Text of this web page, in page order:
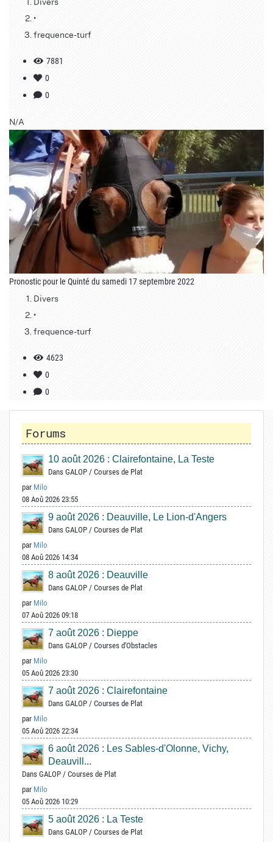
•
frequence-turf
7881
0
0
N/A
Pronostic pour le Quinté du samedi 17 septembre 2022
Divers
•
frequence-turf
4623
0
0
Forums
10 août 2026 : Clairefontaine, La Teste
Dans GALOP / Courses de Plat
par Milo
08 Aoû 2026 23:55
9 août 2026 : Deauville, Le Lion-d'Angers
Dans GALOP / Courses de Plat
par Milo
08 Aoû 2026 14:34
8 août 2026 : Deauville
Dans GALOP / Courses de Plat
par Milo
07 Aoû 2026 09:18
7 août 2026 : Dieppe
Dans GALOP / Courses d'Obstacles
par Milo
05 Aoû 2026 23:30
7 août 2026 : Clairefontaine
Dans GALOP / Courses de Plat
par Milo
05 Aoû 2026 22:34
6 août 2026 : Les Sables-d'Olonne, Vichy,
Deauvill...
Dans GALOP / Courses de Plat
par Milo
05 Aoû 2026 10:29
5 août 2026 : La Teste
Dans GALOP / Courses de Plat